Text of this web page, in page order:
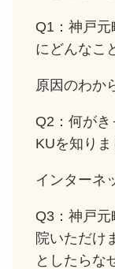
Q1：神戸
にどんなこ
原因のわか
Q2：何が
KUを知りま
インターネ
Q3：神戸
院いただけ
としたらな